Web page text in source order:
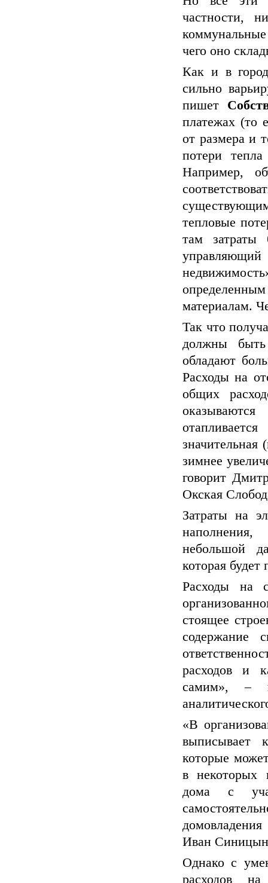
частности,
чего оно
Как и в
сильно
пишет
платежах (то
от размера и
потери
Например,
тепловые
там затраты
материалам.
Так что
должны
обладают
Расходы на
общих
значительная
зимнее
говорит
Окская
Затраты на
небольшой
которая будет
Расходы на
стоящее
содержание
расходов и
самим», –
«В
выписывает
которые
в некоторых
дома с
Иван
Однако с
расходов